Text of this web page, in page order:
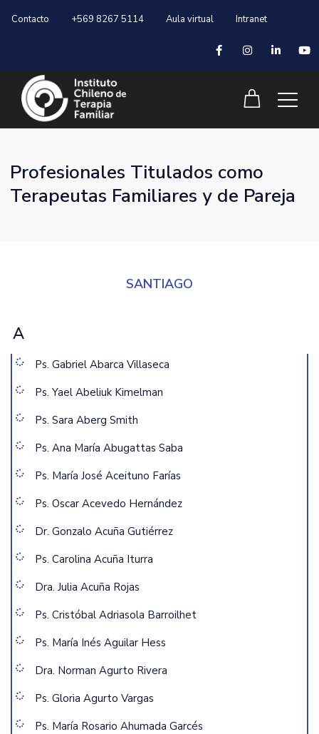
Contacto +569 8267 5114 Aula virtual Intranet
Profesionales Titulados como
Terapeutas Familiares y de Pareja
SANTIAGO
A
Ps. Gabriel Abarca Villaseca
Ps. Yael Abeliuk Kimelman
Ps. Sara Aberg Smith
Ps. Ana María Abugattas Saba
Ps. María José Aceituno Farías
Ps. Oscar Acevedo Hernández
Dr. Gonzalo Acuña Gutiérrez
Ps. Carolina Acuña Iturra
Dra. Julia Acuña Rojas
Ps. Cristóbal Adriasola Barroilhet
Ps. María Inés Aguilar Hess
Dra. Norman Agurto Rivera
Ps. Gloria Agurto Vargas
Ps. María Rosario Ahumada Garcés